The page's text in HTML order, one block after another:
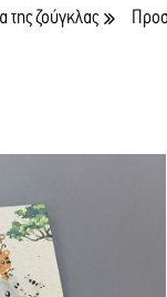
της ζούγκλας